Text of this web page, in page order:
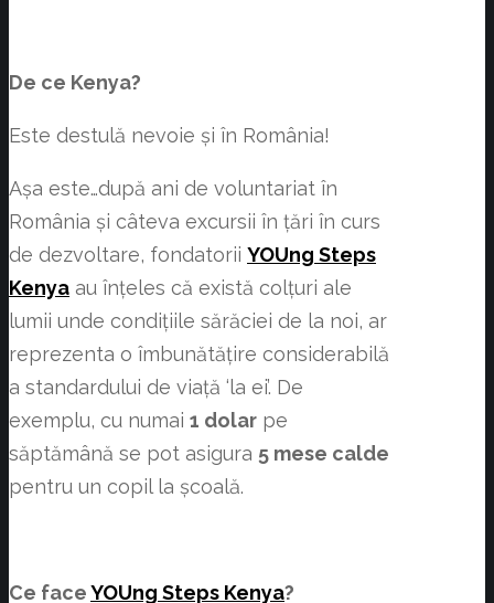
De ce Kenya?
Este destulă nevoie și în România!
Așa este…după ani de voluntariat în
România și câteva excursii în țări în curs
de dezvoltare, fondatorii YOUng Steps
Kenya au înțeles că există colțuri ale
lumii unde condițiile sărăciei de la noi, ar
reprezenta o îmbunătățire considerabilă
a standardului de viață ‘la ei’. De
exemplu, cu numai 1 dolar pe
săptămână se pot asigura 5 mese calde
pentru un copil la școală.
Ce faceYOUng Steps Kenya?